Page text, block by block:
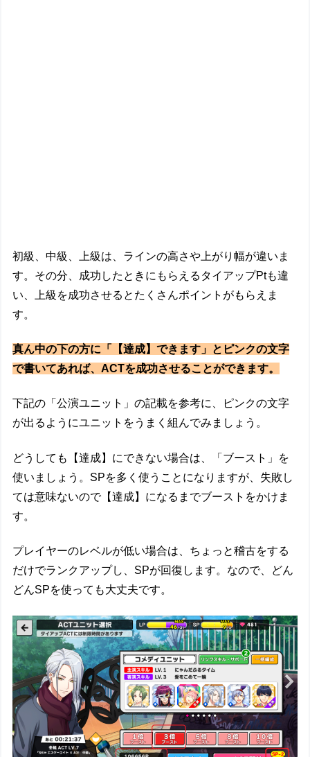
初級、中級、上級は、ラインの高さや上がり幅が違いま
す。その分、成功したときにもらえるタイアップPtも違
い、上級を成功させるとたくさんポイントがもらえま
す。
真ん中の下の方に「【達成】できます」とピンクの文字
で書いてあれば、ACTを成功させることができます。
下記の「公演ユニット」の記載を参考に、ピンクの文字
が出るようにユニットをうまく組んでみましょう。
どうしても【達成】にできない場合は、「ブースト」を
使いましょう。SPを多く使うことになりますが、失敗し
ては意味ないので【達成】になるまでブーストをかけま
す。
プレイヤーのレベルが低い場合は、ちょっと稽古をする
だけでランクアップし、SPが回復します。なので、どん
どんSPを使っても大丈夫です。